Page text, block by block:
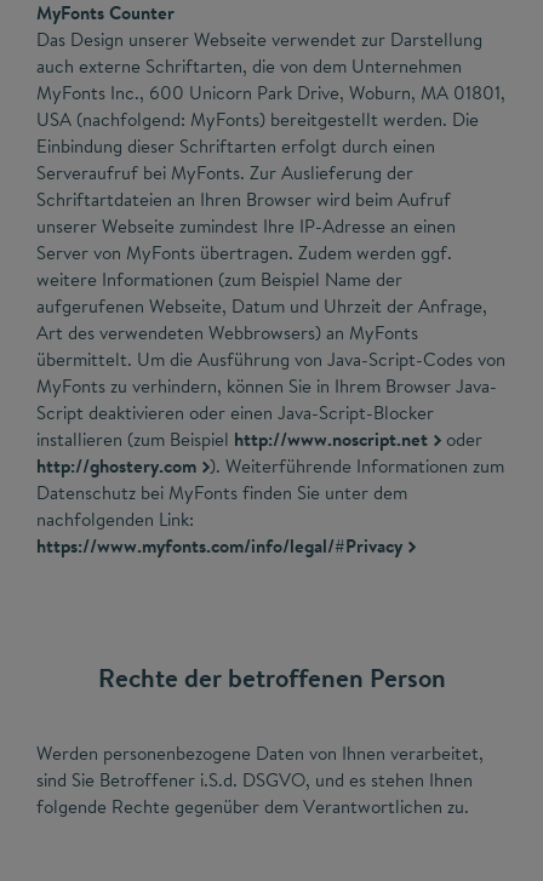
MyFonts Counter
Das Design unserer Webseite verwendet zur Darstellung
auch externe Schriftarten, die von dem Unternehmen
MyFonts Inc., 600 Unicorn Park Drive, Woburn, MA 01801,
USA (nachfolgend: MyFonts) bereitgestellt werden. Die
Einbindung dieser Schriftarten erfolgt durch einen
Serveraufruf bei MyFonts. Zur Auslieferung der
Schriftartdateien an Ihren Browser wird beim Aufruf
unserer Webseite zumindest Ihre IP-Adresse an einen
Server von MyFonts übertragen. Zudem werden ggf.
weitere Informationen (zum Beispiel Name der
aufgerufenen Webseite, Datum und Uhrzeit der Anfrage,
Art des verwendeten Webbrowsers) an MyFonts
übermittelt. Um die Ausführung von Java-Script-Codes von
MyFonts zu verhindern, können Sie in Ihrem Browser Java-
Script deaktivieren oder einen Java-Script-Blocker
installieren (zum Beispiel http://www.noscript.net
oder
http://ghostery.com ). Weiterführende Informationen zum
Datenschutz bei MyFonts finden Sie unter dem
nachfolgenden Link:
https://www.myfonts.com/info/legal/#Privacy
Rechte der betroffenen Person
Werden personenbezogene Daten von Ihnen verarbeitet,
sind Sie Betroffener i.S.d. DSGVO, und es stehen Ihnen
folgende Rechte gegenüber dem Verantwortlichen zu.